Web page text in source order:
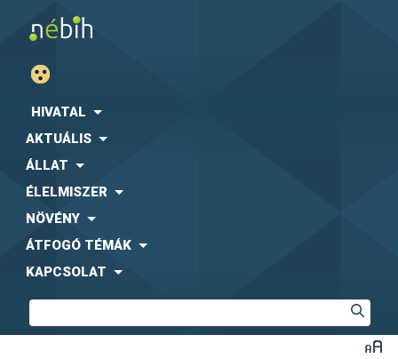
HIVATAL
AKTUÁLIS
ÁLLAT
ÉLELMISZER
NÖVÉNY
ÁTFOGÓ TÉMÁK
KAPCSOLAT